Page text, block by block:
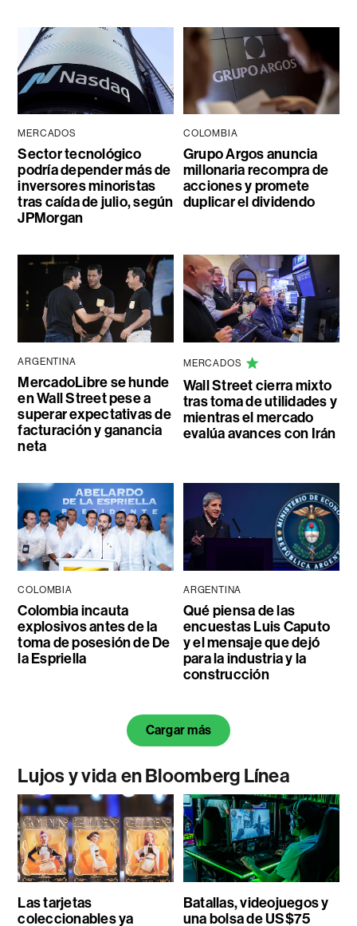
MERCADOS
Sector tecnológico
podría depender más de
inversores minoristas
tras caída de julio, según
JPMorgan
COLOMBIA
Grupo Argos anuncia
millonaria recompra de
acciones y promete
duplicar el dividendo
ARGENTINA
MercadoLibre se hunde
en Wall Street pese a
superar expectativas de
facturación y ganancia
neta
MERCADOS
Wall Street cierra mixto
tras toma de utilidades y
mientras el mercado
evalúa avances con Irán
COLOMBIA
Colombia incauta
explosivos antes de la
toma de posesión de De
la Espriella
ARGENTINA
Qué piensa de las
encuestas Luis Caputo
y el mensaje que dejó
para la industria y la
construcción
Cargar más
Lujos y vida en Bloomberg Línea
Las tarjetas
coleccionables ya
Batallas, videojuegos y
una bolsa de US$75